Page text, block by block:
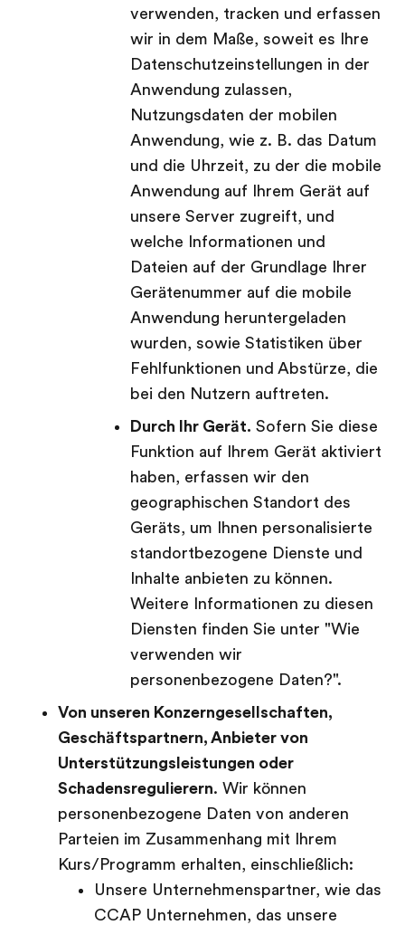
verwenden, tracken und erfassen
wir in dem Maße, soweit es Ihre
Datenschutzeinstellungen in der
Anwendung zulassen,
Nutzungsdaten der mobilen
Anwendung, wie z. B. das Datum
und die Uhrzeit, zu der die mobile
Anwendung auf Ihrem Gerät auf
unsere Server zugreift, und
welche Informationen und
Dateien auf der Grundlage Ihrer
Gerätenummer auf die mobile
Anwendung heruntergeladen
wurden, sowie Statistiken über
Fehlfunktionen und Abstürze, die
bei den Nutzern auftreten.
Durch Ihr Gerät. Sofern Sie diese
Funktion auf Ihrem Gerät aktiviert
haben, erfassen wir den
geographischen Standort des
Geräts, um Ihnen personalisierte
standortbezogene Dienste und
Inhalte anbieten zu können.
Weitere Informationen zu diesen
Diensten finden Sie unter "Wie
verwenden wir
personenbezogene Daten?".
Von unseren Konzerngesellschaften,
Geschäftspartnern, Anbieter von
Unterstützungsleistungen oder
Schadensregulierern. Wir können
personenbezogene Daten von anderen
Parteien im Zusammenhang mit Ihrem
Kurs/Programm erhalten, einschließlich:
Unsere Unternehmenspartner, wie das
CCAP Unternehmen, das unsere